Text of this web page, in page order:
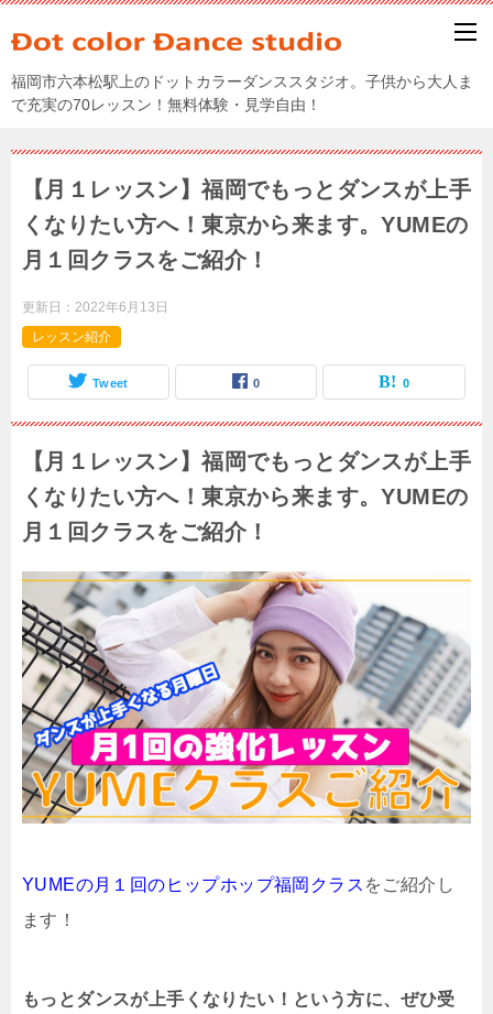
福岡市六本松駅上のドットカラーダンススタジオ。子供から大人ま
で充実の70レッスン！無料体験・見学自由！
【月１レッスン】福岡でもっとダンスが上手
くなりたい方へ！東京から来ます。YUMEの
月１回クラスをご紹介！
更新日： 2022年6月13日
レッスン紹介
Tweet 0 0
【月１レッスン】福岡でもっとダンスが上手
くなりたい方へ！東京から来ます。YUMEの
月１回クラスをご紹介！
YUMEの月１回のヒップホップ福岡クラス をご紹介し
ます！
もっとダンスが上手くなりたい！という方に、ぜひ受